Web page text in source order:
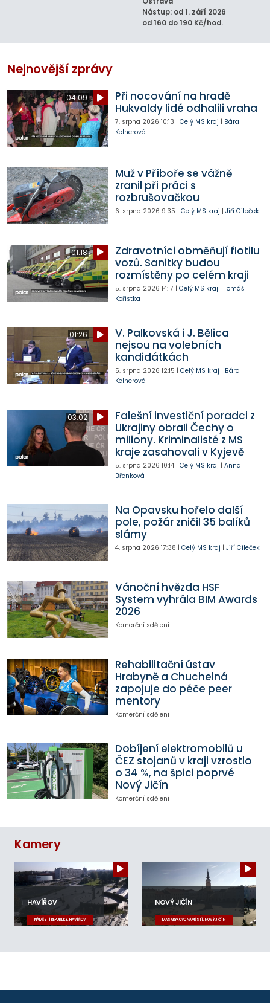
Nástup: od 1. září 2026
od 160 do 190 Kč/hod.
Nejnovější zprávy
04:09
Při nocování na hradě
Hukvaldy lidé odhalili vraha
7. srpna 2026 10:13 | Celý MS kraj | Bára
Kelnerová
Muž v Příboře se vážně
zranil při práci s
rozbrušovačkou
6. srpna 2026 9:35 | Celý MS kraj | Jiří Cileček
01:18
Zdravotníci obměňují flotilu
vozů. Sanitky budou
rozmístěny po celém kraji
5. srpna 2026 14:17 | Celý MS kraj | Tomáš
Kořistka
01:26
V. Palkovská i J. Bělica
nejsou na volebních
kandidátkách
5. srpna 2026 12:15 | Celý MS kraj | Bára
Kelnerová
03:02
Falešní investiční poradci z
Ukrajiny obrali Čechy o
miliony. Kriminalisté z MS
kraje zasahovali v Kyjevě
5. srpna 2026 10:14| Celý MS kraj | Anna
Břenková
Na Opavsku hořelo další
pole, požár zničil 35 balíků
slámy
4. srpna 2026 17:38 | Celý MS kraj | Jiří Cileček
Vánoční hvězda HSF
System vyhrála BIM Awards
2026
Komerční sdělení
Rehabilitační ústav
Hrabyně a Chuchelná
zapojuje do péče peer
mentory
Komerční sdělení
Dobíjení elektromobilů u
ČEZ stojanů v kraji vzrostlo
o 34 %, na špici poprvé
Nový Jičín
Komerční sdělení
Kamery
HAVÍŘOV
NÁMĚSTÍ REPUBLIKY, HAVÍŘOV
NOVÝ JIČÍN
MASARYKOVO NÁMĚSTÍ, NOVÝ JIČÍN